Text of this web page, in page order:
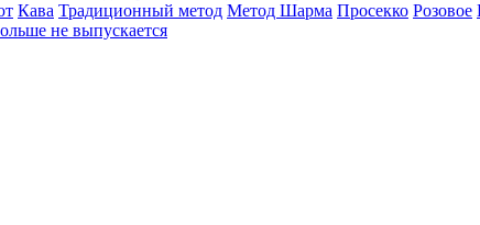
Кава Традиционный метод Метод Шарма Просекко Розовое
не выпускается